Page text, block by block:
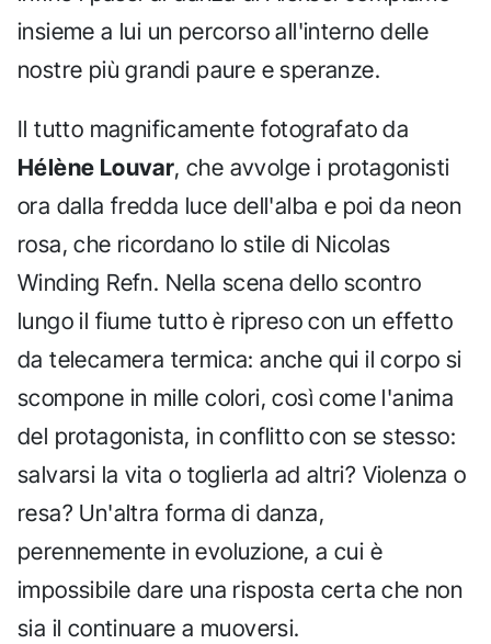
insieme a lui un percorso all'interno delle
nostre più grandi paure e speranze.
Il tutto magnificamente fotografato da
Hélène Louvar, che avvolge i protagonisti
ora dalla fredda luce dell'alba e poi da neon
rosa, che ricordano lo stile di Nicolas
Winding Refn. Nella scena dello scontro
lungo il fiume tutto è ripreso con un effetto
da telecamera termica: anche qui il corpo si
scompone in mille colori, così come l'anima
del protagonista, in conflitto con se stesso:
salvarsi la vita o toglierla ad altri? Violenza o
resa? Un'altra forma di danza,
perennemente in evoluzione, a cui è
impossibile dare una risposta certa che non
sia il continuare a muoversi.